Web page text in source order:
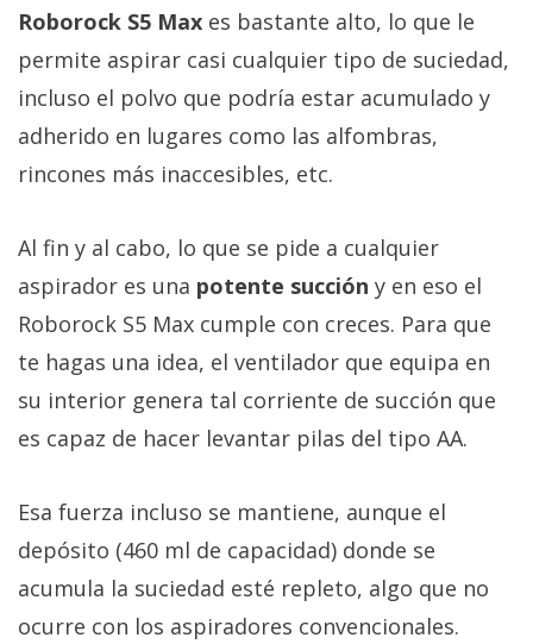
Roborock S5 Max es bastante alto, lo que le
permite aspirar casi cualquier tipo de suciedad,
incluso el polvo que podría estar acumulado y
adherido en lugares como las alfombras,
rincones más inaccesibles, etc.
Al fin y al cabo, lo que se pide a cualquier
aspirador es una potente succión y en eso el
Roborock S5 Max cumple con creces. Para que
te hagas una idea, el ventilador que equipa en
su interior genera tal corriente de succión que
es capaz de hacer levantar pilas del tipo AA.
Esa fuerza incluso se mantiene, aunque el
depósito (460 ml de capacidad) donde se
acumula la suciedad esté repleto, algo que no
ocurre con los aspiradores convencionales.